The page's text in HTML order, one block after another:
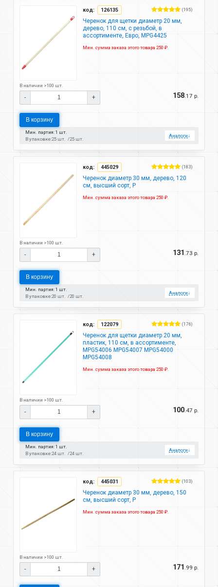
код: 126135 (195)
Черенок для щетки диаметр 20 мм,
дерево, 110 см, с резьбой, в
ассортименте, Евро, MPG4425
Мин. сумма заказа этого товара 250 ₽.
В наличии >100 шт.
- + 158 .17 р.
В корзину
Мин. партия: 1 шт.
В упаковке:25 шт. 25 шт.
Аналоги↓
код: 445029 (183)
Черенок диаметр 30 мм, дерево, 120
см, высший сорт, P
Мин. сумма заказа этого товара 250 ₽.
В наличии >100 шт.
- + 131 .73 р.
В корзину
Мин. партия: 1 шт.
В упаковке:20 шт. 20 шт.
Аналоги↓
код: 122079 (176)
Черенок для щетки диаметр 20 мм,
пластик, 110 см, в ассортименте,
MPG54006 MPG54007 MPG54000
MPG54008
Мин. сумма заказа этого товара 250 ₽.
В наличии >100 шт.
- + 100 .47 р.
В корзину
Мин. партия: 1 шт.
В упаковке:24 шт. 24 шт.
Аналоги↓
код: 445031 (103)
Черенок диаметр 30 мм, дерево, 150
см, высший сорт, P
Мин. сумма заказа этого товара 250 ₽.
В наличии >100 шт.
- + 171 .99 р.